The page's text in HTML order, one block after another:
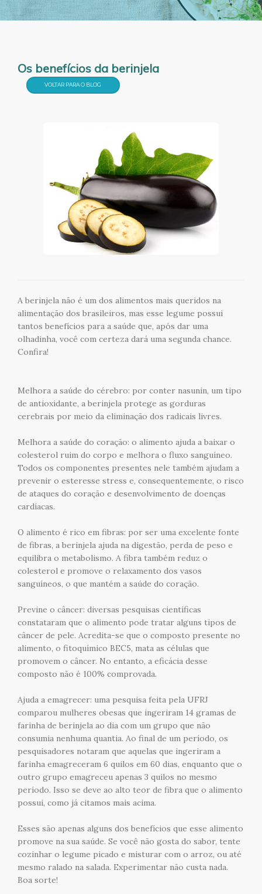
Os benefícios da berinjela
VOLTAR PARA O BLOG
A berinjela não é um dos alimentos mais queridos na
alimentação dos brasileiros, mas esse legume possui
tantos benefícios para a saúde que, após dar uma
olhadinha, você com certeza dará uma segunda chance.
Confira!
Melhora a saúde do cérebro: por conter nasunin, um tipo
de antioxidante, a berinjela protege as gorduras
cerebrais por meio da eliminação dos radicais livres.
Melhora a saúde do coração: o alimento ajuda a baixar o
colesterol ruim do corpo e melhora o fluxo sanguíneo.
Todos os componentes presentes nele também ajudam a
prevenir o esteresse stress e, consequentemente, o risco
de ataques do coração e desenvolvimento de doenças
cardíacas.
O alimento é rico em fibras: por ser uma excelente fonte
de fibras, a berinjela ajuda na digestão, perda de peso e
equilibra o metabolismo. A fibra também reduz o
colesterol e promove o relaxamento dos vasos
sanguíneos, o que mantém a saúde do coração.
Previne o câncer: diversas pesquisas científicas
constataram que o alimento pode tratar alguns tipos de
câncer de pele. Acredita-se que o composto presente no
alimento, o fitoquímico BEC5, mata as células que
promovem o câncer. No entanto, a eficácia desse
composto não é 100% comprovada.
Ajuda a emagrecer: uma pesquisa feita pela UFRJ
comparou mulheres obesas que ingeriram 14 gramas de
farinha de berinjela ao dia com um grupo que não
consumia nenhuma quantia. Ao final de um período, os
pesquisadores notaram que aquelas que ingeriram a
farinha emagreceram 6 quilos em 60 dias, enquanto que o
outro grupo emagreceu apenas 3 quilos no mesmo
período. Isso se deve ao alto teor de fibra que o alimento
possui, como já citamos mais acima.
Esses são apenas alguns dos benefícios que esse alimento
promove na sua saúde. Se você não gosta do sabor, tente
cozinhar o legume picado e misturar com o arroz, ou até
mesmo ralado na salada. Experimentar não custa nada.
Boa sorte!